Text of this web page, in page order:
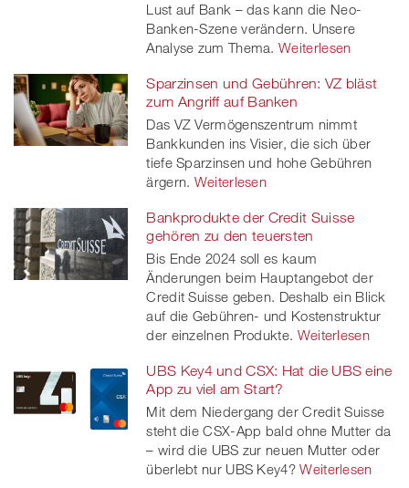
Lust auf Bank – das kann die Neo-
Banken-Szene verändern. Unsere
Analyse zum Thema. Weiterlesen
Sparzinsen und Gebühren: VZ bläst
zum Angriff auf Banken
Das VZ Vermögenszentrum nimmt
Bankkunden ins Visier, die sich über
tiefe Sparzinsen und hohe Gebühren
ärgern. Weiterlesen
Bankprodukte der Credit Suisse
gehören zu den teuersten
Bis Ende 2024 soll es kaum
Änderungen beim Hauptangebot der
Credit Suisse geben. Deshalb ein Blick
auf die Gebühren- und Kostenstruktur
der einzelnen Produkte. Weiterlesen
UBS Key4 und CSX: Hat die UBS eine
App zu viel am Start?
Mit dem Niedergang der Credit Suisse
steht die CSX-App bald ohne Mutter da
– wird die UBS zur neuen Mutter oder
überlebt nur UBS Key4? Weiterlesen